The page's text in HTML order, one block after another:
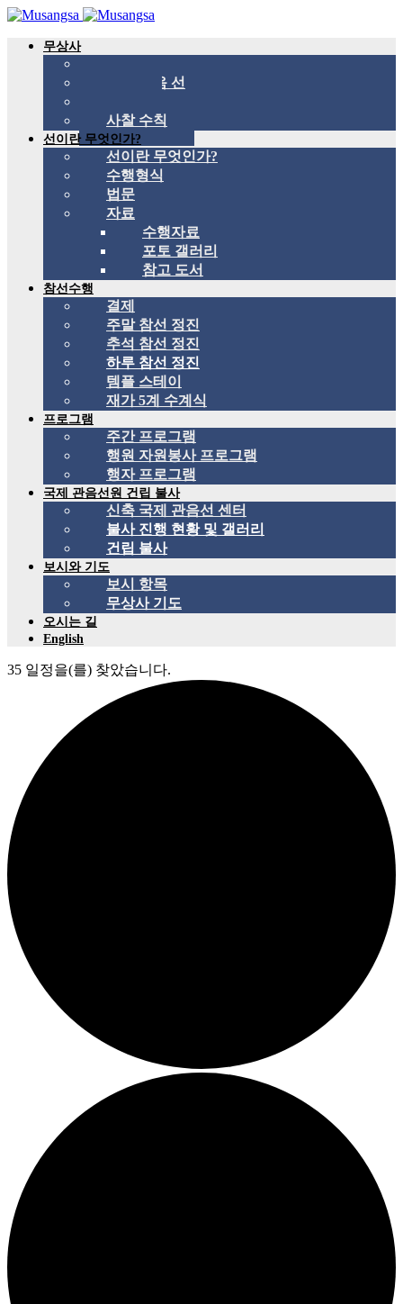
무상사
국제 관음 선
사찰 수칙
선이란 무엇인가?
선이란 무엇인가?
수행형식
법문
자료
수행자료
포토 갤러리
참고 도서
참선수행
결제
주말 참선 정진
추석 참선 정진
하루 참선 정진
템플 스테이
재가 5계 수계식
프로그램
주간 프로그램
행원 자원봉사 프로그램
행자 프로그램
국제 관음선원 건립 불사
신축 국제 관음선 센터
불사 진행 현황 및 갤러리
건립 불사
보시와 기도
보시 항목
무상사 기도
오시는 길
English
35 일정을(를) 찾았습니다.